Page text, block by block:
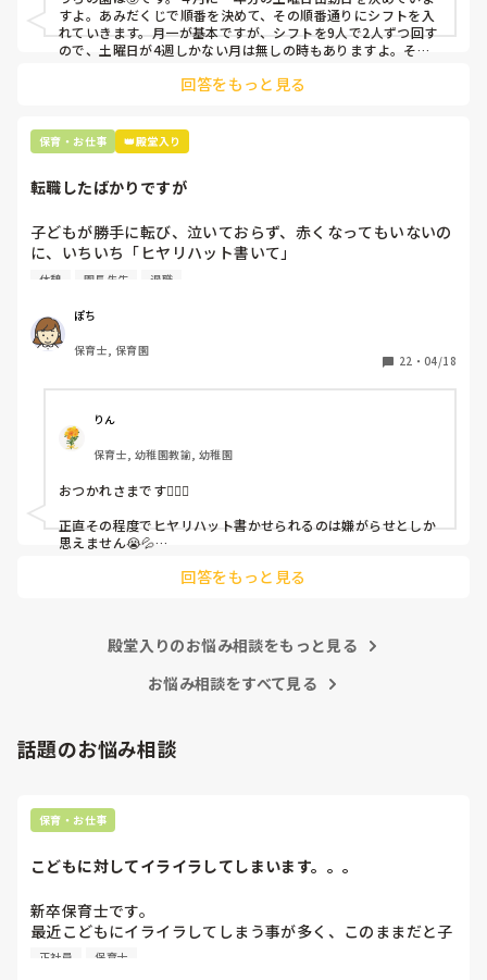
上記のいずれかの対策を取り入れることを考えています。
すよ。あみだくじで順番を決めて、その順番通りにシフトを入
れていきます。月一が基本ですが、シフトを9人で2人ずつ回す
ので、土曜日が4週しかない月は無しの時もありますよ。その
て貰い、主任に報告してます。
回答をもっと見る
保育・お仕事 👑殿堂入り
転職したばかりですが
子どもが勝手に転び、泣いておらず、赤くなってもいないの
に、いちいち「ヒヤリハット書いて」
と書かされ
（そう言う本人は書かない）
しかも、上司に↑この内容でも
ちゃんと考えて対策を練って書き込むようにと。
呼ばれて一緒に対策を考えさせられること多数
これだけで30〜40分拘束されて辛いです
皆さんの園はどうですか?
休憩 園長先生 退職
ぽち
保育士, 保育園
22 ・ 04/18
りん
保育士, 幼稚園教諭, 幼稚園
おつかれさまです🙇🏻‍♀️
正直その程度でヒヤリハット書かせられるのは嫌がらせとしか
思えません😭💦
回答をもっと見る
殿堂入りのお悩み相談をもっと見る
お悩み相談をすべて見る
話題のお悩み相談
保育・お仕事
こどもに対してイライラしてしまいます。。。
新卒保育士です。
最近こどもにイライラしてしまう事が多く、このままだと子
どもが嫌いになってしまうんじゃないかと怖くなる時があり
正社員 保育士